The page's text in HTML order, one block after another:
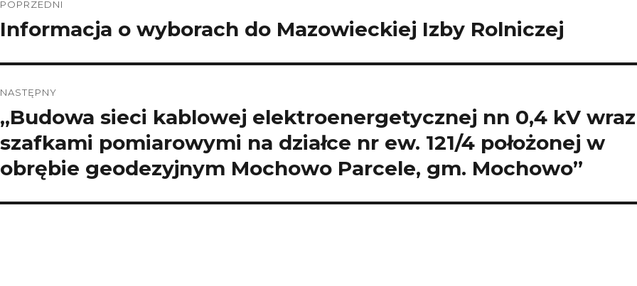
wpisu
POPRZEDNI
Poprzedni
Informacja o wyborach do Mazowieckiej Izby Rolniczej
NASTĘPNY
Następny
„Budowa sieci kablowej elektroenergetycznej nn 0,4 kV
szafkami pomiarowymi na działce nr ew. 121/4 położonej w
obrębie geodezyjnym Mochowo Parcele, gm. Mochowo”